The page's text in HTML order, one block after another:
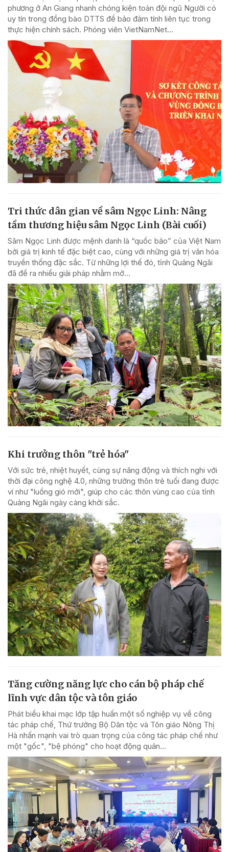
phương ở An Giang nhanh chóng kiện toàn đội ngũ Người có
uy tín trong đồng bào DTTS để bảo đảm tính liên tục trong
thực hiện chính sách. Phóng viên VietNamNet...
Tri thức dân gian về sâm Ngọc Linh: Nâng
tầm thương hiệu sâm Ngọc Linh (Bài cuối)
Sâm Ngọc Linh được mệnh danh là “quốc bảo” của Việt Nam
bởi giá trị kinh tế đặc biệt cao, cùng với những giá trị văn hóa
truyền thống đặc sắc. Từ những lợi thế đó, tỉnh Quảng Ngãi
đã đề ra nhiều giải pháp nhằm mở...
Khi trưởng thôn "trẻ hóa"
Với sức trẻ, nhiệt huyết, cùng sự năng động và thích nghi với
thời đại công nghệ 4.0, những trưởng thôn trẻ tuổi đang được
ví như "luồng gió mới", giúp cho các thôn vùng cao của tỉnh
Quảng Ngãi ngày càng khởi sắc.
Tăng cường năng lực cho cán bộ pháp chế
lĩnh vực dân tộc và tôn giáo
Phát biểu khai mạc lớp tập huấn một số nghiệp vụ về công
tác pháp chế, Thứ trưởng Bộ Dân tộc và Tôn giáo Nông Thị
Hà nhấn mạnh vai trò quan trọng của công tác pháp chế như
một "gốc", "bệ phóng" cho hoạt động quản...